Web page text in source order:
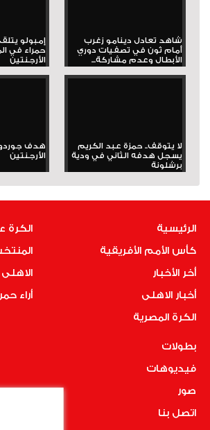
شاهد تعادل دينامو زغرب
أمام ثون في تصفيات دوري
الأبطال وعدم مشاركة...
إمبولو
حمراء في
الأرجنتين
لا يتوقف.. حمزة عبد الكريم
يسجل هدفه الثاني في ودية
برشلونة
هدف
الأرجنتين
الرئيسية
كأس الأمم الأفريقية
أخر الأخبار
أخبار الاهلى
الكرة المصرية
الكرة
أراء
بطولات
فيديوهات
صور
اتصل بنا